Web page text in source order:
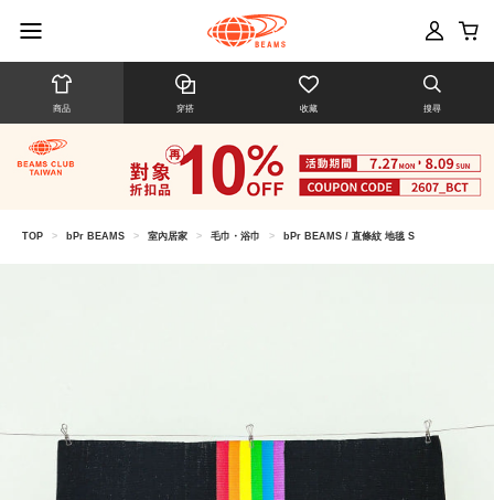
商品 穿搭 收藏 搜尋
TOP > bPr BEAMS > 室內居家 > 毛巾・浴巾 > bPr BEAMS / 直條紋 地毯 S